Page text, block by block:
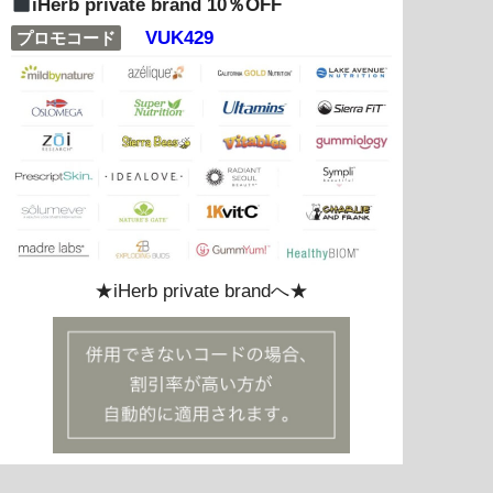
iHerb private brand 10％OFF
プロモコード VUK429
★iHerb private brandへ★